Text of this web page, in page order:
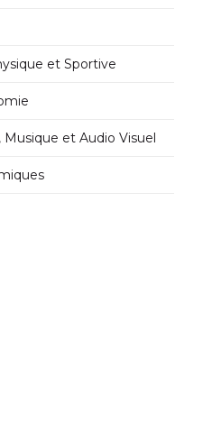
et Sportive
et Audio Visuel